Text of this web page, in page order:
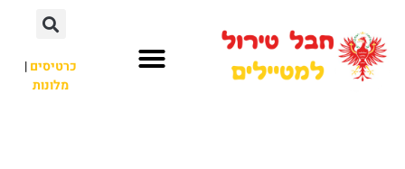
כרטיסים|
מלונות